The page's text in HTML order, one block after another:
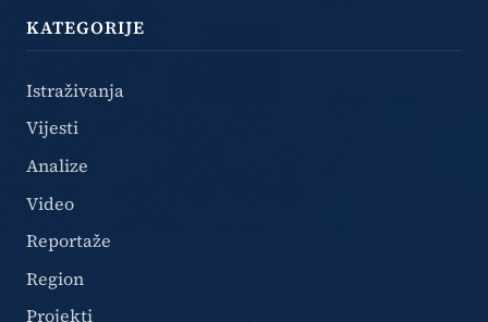
KATEGORIJE
Istraživanja
Vijesti
Analize
Video
Reportaže
Region
Projekti